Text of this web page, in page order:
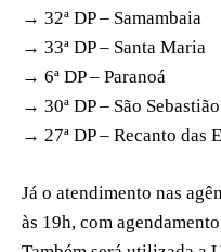
→ 32ª DP – Samambaia
→ 33ª DP – Santa Maria
→ 6ª DP – Paranoá
→ 30ª DP – São Sebastião
→ 27ª DP – Recanto das
Já o atendimento nas
às 19h, com